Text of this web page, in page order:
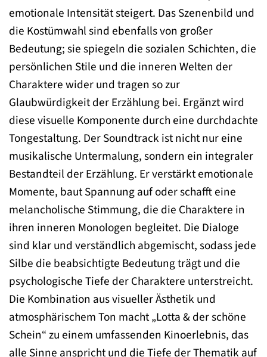
emotionale Intensität steigert. Das Szenenbild und
die Kostümwahl sind ebenfalls von großer
Bedeutung; sie spiegeln die sozialen Schichten, die
persönlichen Stile und die inneren Welten der
Charaktere wider und tragen so zur
Glaubwürdigkeit der Erzählung bei. Ergänzt wird
diese visuelle Komponente durch eine durchdachte
Tongestaltung. Der Soundtrack ist nicht nur eine
musikalische Untermalung, sondern ein integraler
Bestandteil der Erzählung. Er verstärkt emotionale
Momente, baut Spannung auf oder schafft eine
melancholische Stimmung, die die Charaktere in
ihren inneren Monologen begleitet. Die Dialoge
sind klar und verständlich abgemischt, sodass jede
Silbe die beabsichtigte Bedeutung trägt und die
psychologische Tiefe der Charaktere unterstreicht.
Die Kombination aus visueller Ästhetik und
atmosphärischem Ton macht „Lotta & der schöne
Schein“ zu einem umfassenden Kinoerlebnis, das
alle Sinne anspricht und die Tiefe der Thematik auf